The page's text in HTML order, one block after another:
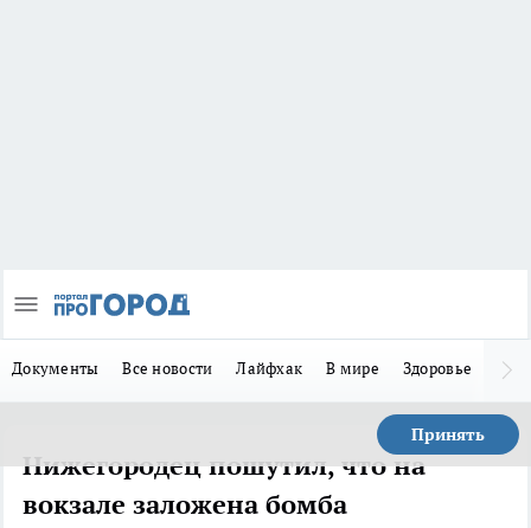
Документы Все новости Лайфхак В мире Здоровье
Принять
Нижегородец пошутил, что на
вокзале заложена бомба